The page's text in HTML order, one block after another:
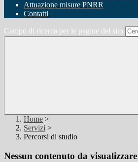
Attuazione misure PNRR
Contatti
Campo di ricerca per le pagine del sito
Home >
Servizi >
Percorsi di studio
Nessun contenuto da visualizzare